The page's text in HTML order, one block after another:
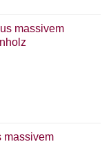
massivem
massivem